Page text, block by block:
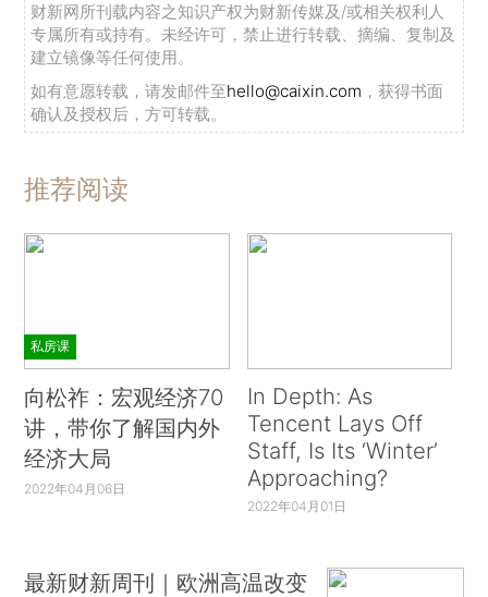
财新网所刊载内容之知识产权为财新传媒及/或相关权利人
专属所有或持有。未经许可，禁止进行转载、摘编、复制及
建立镜像等任何使用。
如有意愿转载，请发邮件至hello@caixin.com ，获得书面
确认及授权后，方可转载。
推荐阅读
私房课
向松祚：宏观经济70
讲，带你了解国内外
经济大局
2022年04月06日
In Depth: As
Tencent Lays Off
Staff, Is Its ‘Winter’
Approaching?
2022年04月01日
最新财新周刊｜欧洲高温改变